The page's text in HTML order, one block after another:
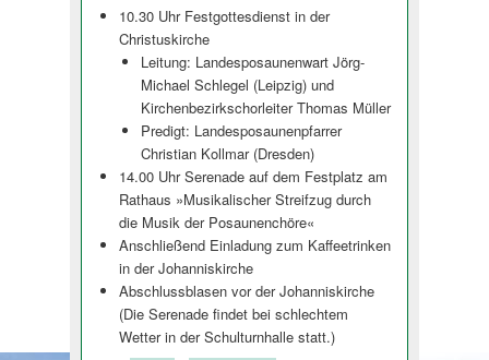
10.30 Uhr Festgottesdienst in der
Christuskirche
Leitung: Landesposaunenwart Jörg-
Michael Schlegel (Leipzig) und
Kirchenbezirkschor­leiter Thomas Müller
Predigt: Landesposaunen­pfarrer
Christian Kollmar (Dresden)
14.00 Uhr Serenade auf dem Festplatz am
Rathaus »Musikalischer Streifzug durch
die Musik der Posaunenchöre«
Anschließend Einladung zum Kaffeetrinken
in der Johanniskirche
Abschlussblasen vor der Johanniskirche
(Die Serenade findet bei schlechtem
Wetter in der Schulturnhalle statt.)